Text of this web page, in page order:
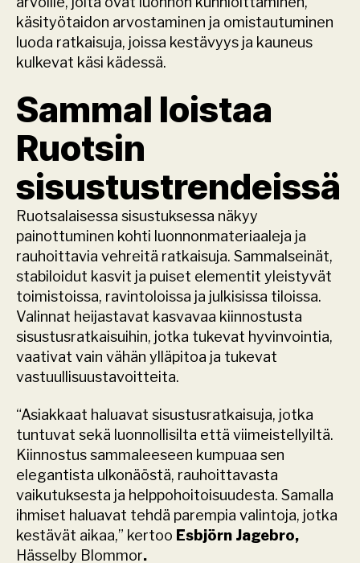
käsityötaidon arvostaminen ja omistautuminen
luoda ratkaisuja, joissa kestävyys ja kauneus
kulkevat käsi kädessä.
Sammal loistaa
Ruotsin
sisustustrendeissä
Ruotsalaisessa sisustuksessa näkyy
painottuminen kohti luonnonmateriaaleja ja
rauhoittavia vehreitä ratkaisuja. Sammalseinät,
stabiloidut kasvit ja puiset elementit yleistyvät
toimistoissa, ravintoloissa ja julkisissa tiloissa.
Valinnat heijastavat kasvavaa kiinnostusta
sisustusratkaisuihin, jotka tukevat hyvinvointia,
vaativat vain vähän ylläpitoa ja tukevat
vastuullisuustavoitteita.
“Asiakkaat haluavat sisustusratkaisuja, jotka
tuntuvat sekä luonnollisilta että viimeistellyiltä.
Kiinnostus sammaleeseen kumpuaa sen
elegantista ulkonäöstä, rauhoittavasta
vaikutuksesta ja helppohoitoisuudesta. Samalla
ihmiset haluavat tehdä parempia valintoja, jotka
kestävät aikaa,” kertoo
Hässelby Blommor.